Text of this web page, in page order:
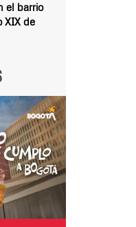
el barrio
XIX de